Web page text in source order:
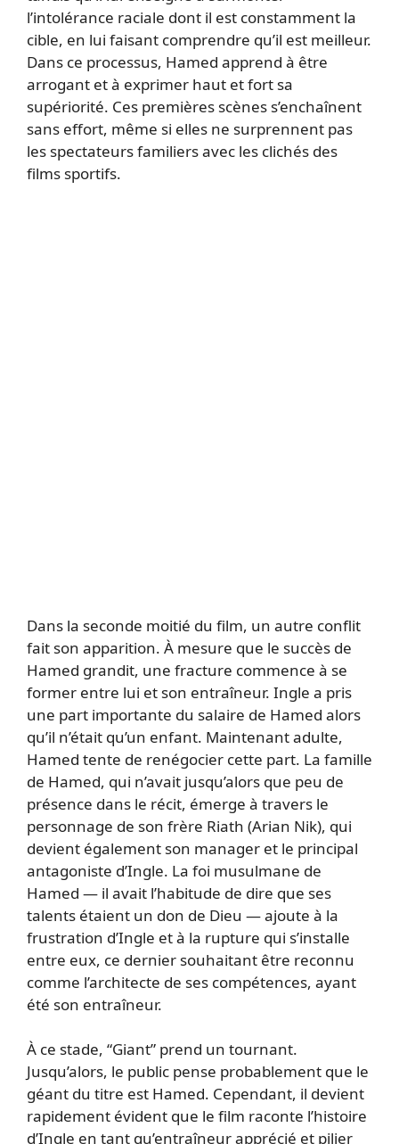
l’intolérance raciale dont il est constamment la
cible, en lui faisant comprendre qu’il est meilleur.
Dans ce processus, Hamed apprend à être
arrogant et à exprimer haut et fort sa
supériorité. Ces premières scènes s’enchaînent
sans effort, même si elles ne surprennent pas
les spectateurs familiers avec les clichés des
films sportifs.
Dans la seconde moitié du film, un autre conflit
fait son apparition. À mesure que le succès de
Hamed grandit, une fracture commence à se
former entre lui et son entraîneur. Ingle a pris
une part importante du salaire de Hamed alors
qu’il n’était qu’un enfant. Maintenant adulte,
Hamed tente de renégocier cette part. La famille
de Hamed, qui n’avait jusqu’alors que peu de
présence dans le récit, émerge à travers le
personnage de son frère Riath (Arian Nik), qui
devient également son manager et le principal
antagoniste d’Ingle. La foi musulmane de
Hamed — il avait l’habitude de dire que ses
talents étaient un don de Dieu — ajoute à la
frustration d’Ingle et à la rupture qui s’installe
entre eux, ce dernier souhaitant être reconnu
comme l’architecte de ses compétences, ayant
été son entraîneur.
À ce stade, “Giant” prend un tournant.
Jusqu’alors, le public pense probablement que le
géant du titre est Hamed. Cependant, il devient
rapidement évident que le film raconte l’histoire
d’Ingle en tant qu’entraîneur apprécié et pilier